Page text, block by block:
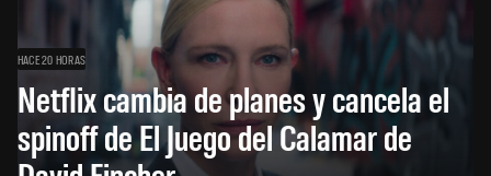
HACE 20 HORAS
Netflix cambia de planes y cancela el
spinoff de El Juego del Calamar de